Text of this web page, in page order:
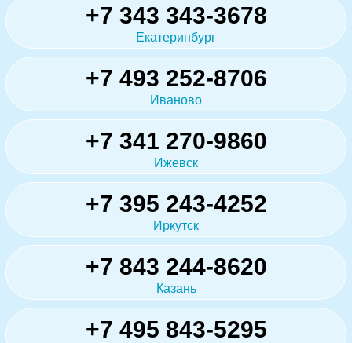
+7 343 343-3678
Екатеринбург
+7 493 252-8706
Иваново
+7 341 270-9860
Ижевск
+7 395 243-4252
Иркутск
+7 843 244-8620
Казань
+7 495 843-5295